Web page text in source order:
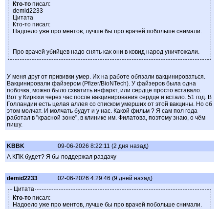
Кто-то писал:
demid2233
Цитата
Кто-то писал:
Надоело уже про ментов, лучше бы про врачей побольше снимали.
Про врачей убийцев надо снять как они в ковид народ уничтожали.
У меня друг от прививки умер. Их на работе обязали вакцинироваться.
Вакцинировали файзером (Pfizer/BioNTech). У файзеров была одна
побочка, можно было схватить инфаркт, или сердце просто вставало.
Вот у Кирюхи через час после вакцинирования сердце и встало. 51 год. В
Голландии есть целая аллея со списком умерших от этой вакцины. Но об
этом молчат. И молчать будут и у нас. Какой фильм ? Я сам пол года
работал в "красной зоне", в клинике им. Филатова, поэтому знаю, о чём
пишу.
KBBK
09-06-2026 8:22:11 (2 дня назад)
А КПК будет? Я бы поддержал раздачу
demid2233
02-06-2026 4:29:46 (9 дней назад)
Цитата
Кто-то писал:
Надоело уже про ментов, лучше бы про врачей побольше снимали.